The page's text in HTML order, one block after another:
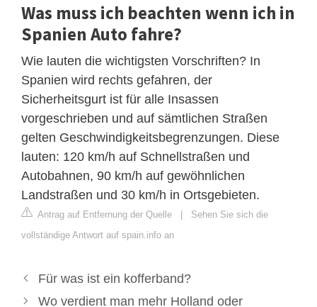
Was muss ich beachten wenn ich in
Spanien Auto fahre?
Wie lauten die wichtigsten Vorschriften? In
Spanien wird rechts gefahren, der
Sicherheitsgurt ist für alle Insassen
vorgeschrieben und auf sämtlichen Straßen
gelten Geschwindigkeitsbegrenzungen. Diese
lauten: 120 km/h auf Schnellstraßen und
Autobahnen, 90 km/h auf gewöhnlichen
Landstraßen und 30 km/h in Ortsgebieten.
Antrag auf Entfernung der Quelle | Sehen Sie sich die
vollständige Antwort auf spain.info an
Für was ist ein kofferband?
Wo verdient man mehr Holland oder